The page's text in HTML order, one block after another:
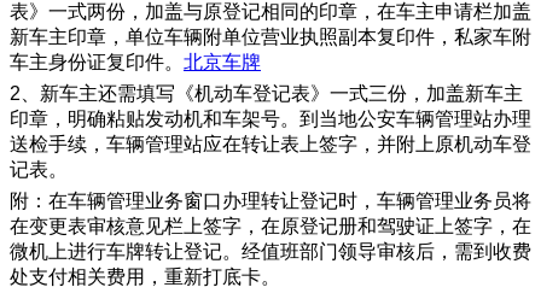
表》一式两份，加盖与原登记相同的印章，在车主申请栏加盖
新车主印章，单位车辆附单位营业执照副本复印件，私家车附
车主身份证复印件。 北京车牌
2、新车主还需填写《机动车登记表》一式三份，加盖新车主
印章，明确粘贴发动机和车架号。到当地公安车辆管理站办理
送检手续，车辆管理站应在转让表上签字，并附上原机动车登
记表。
附：在车辆管理业务窗口办理转让登记时，车辆管理业务员将
在变更表审核意见栏上签字，在原登记册和驾驶证上签字，在
微机上进行车牌转让登记。经值班部门领导审核后，需到收费
处支付相关费用，重新打底卡。